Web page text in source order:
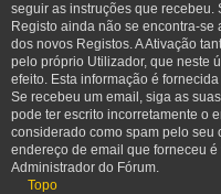
seguir as instruções que recebeu.
Registo ainda não se encontra-se
dos novos Registos. A Ativação
pelo próprio Utilizador, que neste
efeito. Esta informação é
Se recebeu um email, siga as
pode ter escrito incorretamente o
considerado como spam pelo seu
endereço de email que forneceu
Administrador do Fórum.
Topo